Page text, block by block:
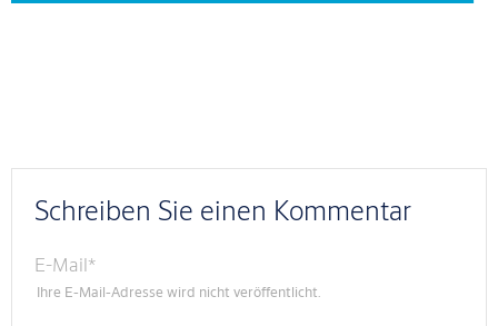
Schreiben Sie einen Kommentar
E-Mail*
Ihre E-Mail-Adresse wird nicht veröffentlicht.